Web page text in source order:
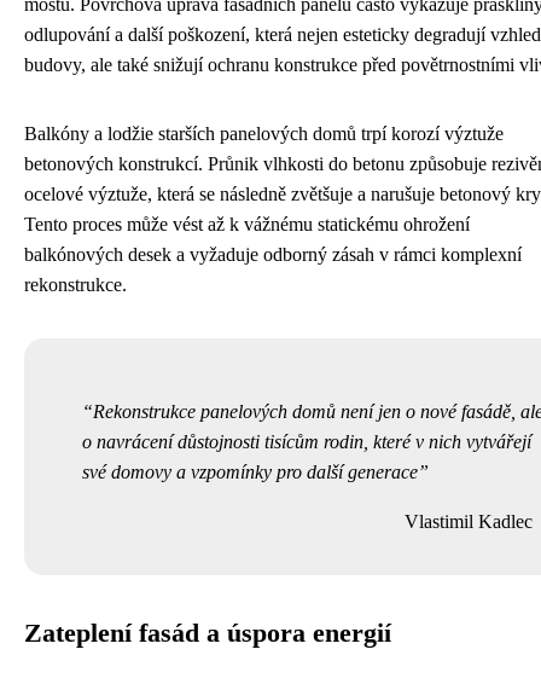
mostů. Povrchová úprava fasádních panelů často vykazuje
odlupování a další poškození, která nejen esteticky degradují vzhled
budovy, ale také snižují ochranu konstrukce před povětrnostními
Balkóny a lodžie starších panelových domů trpí korozí výztuže
betonových konstrukcí. Průnik vlhkosti do betonu způsobuje
ocelové výztuže, která se následně zvětšuje a narušuje betonový
Tento proces může vést až k vážnému statickému ohrožení
balkónových desek a vyžaduje odborný zásah v rámci komplexní
rekonstrukce.
Rekonstrukce panelových domů není jen o nové fasádě,
o navrácení důstojnosti tisícům rodin, které v nich vytvářejí
své domovy a vzpomínky pro další generace
Vlastimil Kadlec
Zateplení fasád a úspora energií